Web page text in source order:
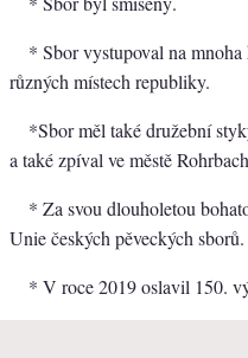
* Sbor vystupoval na
různých místech republiky.
*Sbor měl také družební
a také zpíval ve městě
* Za svou dlouholetou
Unie českých pěveckých sborů.
* V roce 2019 oslavil 150.